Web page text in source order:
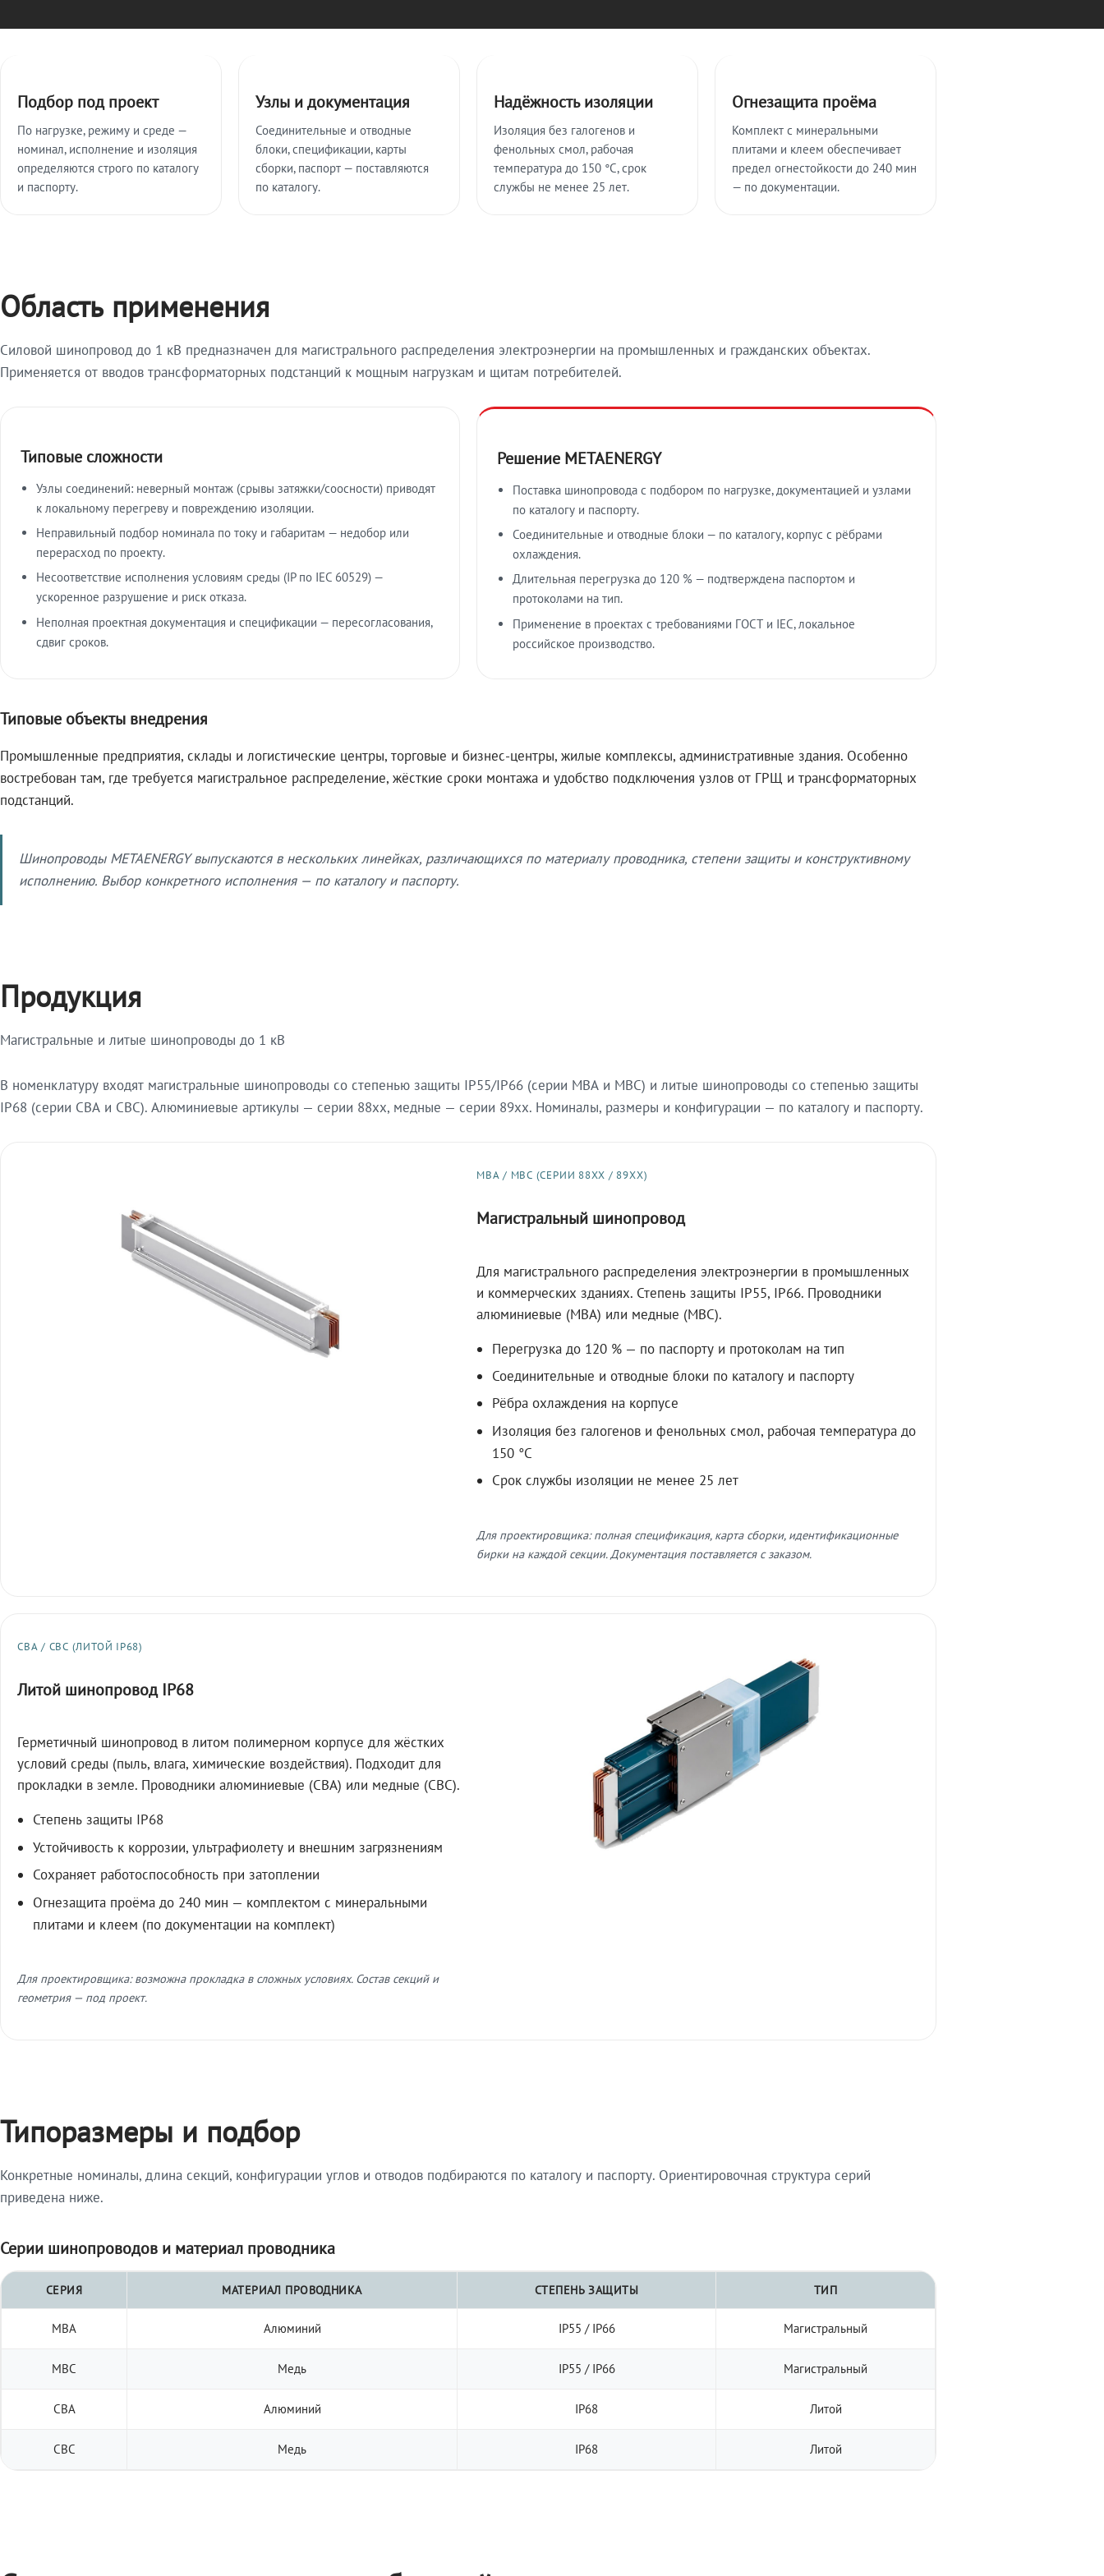
Подбор под проект
По нагрузке, режиму и среде —
номинал, исполнение и изоляция
определяются строго по каталогу
и паспорту.
Узлы и документация
Соединительные и отводные
блоки, спецификации, карты
сборки, паспорт — поставляются
по каталогу.
Надёжность изоляции
Изоляция без галогенов и
фенольных смол, рабочая
температура до 150 °C, срок
службы не менее 25 лет.
Огнезащита проёма
Комплект с минеральными
плитами и клеем обеспечивает
предел огнестойкости до 240 мин
— по документации.
Область применения
Силовой шинопровод до 1 кВ предназначен для магистрального распределения электроэнергии на промышленных и гражданских объектах.
Применяется от вводов трансформаторных подстанций к мощным нагрузкам и щитам потребителей.
Типовые сложности
Узлы соединений: неверный монтаж (срывы затяжки/соосности) приводят
к локальному перегреву и повреждению изоляции.
Неправильный подбор номинала по току и габаритам — недобор или
перерасход по проекту.
Несоответствие исполнения условиям среды (IP по IEC 60529) —
ускоренное разрушение и риск отказа.
Неполная проектная документация и спецификации — пересогласования,
сдвиг сроков.
Решение METAENERGY
Поставка шинопровода с подбором по нагрузке, документацией и узлами
по каталогу и паспорту.
Соединительные и отводные блоки — по каталогу, корпус с рёбрами
охлаждения.
Длительная перегрузка до 120 % — подтверждена паспортом и
протоколами на тип.
Применение в проектах с требованиями ГОСТ и IEC, локальное
российское производство.
Типовые объекты внедрения
Промышленные предприятия, склады и логистические центры, торговые и бизнес-центры, жилые комплексы, административные здания. Особенно
востребован там, где требуется магистральное распределение, жёсткие сроки монтажа и удобство подключения узлов от ГРЩ и трансформаторных
подстанций.
Шинопроводы METAENERGY выпускаются в нескольких линейках, различающихся по материалу проводника, степени защиты и конструктивному
исполнению. Выбор конкретного исполнения — по каталогу и паспорту.
Продукция
Магистральные и литые шинопроводы до 1 кВ
В номенклатуру входят магистральные шинопроводы со степенью защиты IP55/IP66 (серии МВА и МВС) и литые шинопроводы со степенью защиты
IP68 (серии СВА и СВС). Алюминиевые артикулы — серии 88xx, медные — серии 89xx. Номиналы, размеры и конфигурации — по каталогу и паспорту.
МВА / МВС (СЕРИИ 88XX / 89XX)
Магистральный шинопровод
Для магистрального распределения электроэнергии в промышленных
и коммерческих зданиях. Степень защиты IP55, IP66. Проводники
алюминиевые (МВА) или медные (МВС).
Перегрузка до 120 % — по паспорту и протоколам на тип
Соединительные и отводные блоки по каталогу и паспорту
Рёбра охлаждения на корпусе
Изоляция без галогенов и фенольных смол, рабочая температура до
150 °C
Срок службы изоляции не менее 25 лет
Для проектировщика: полная спецификация, карта сборки, идентификационные
бирки на каждой секции. Документация поставляется с заказом.
СВА / СВС (ЛИТОЙ IP68)
Литой шинопровод IP68
Герметичный шинопровод в литом полимерном корпусе для жёстких
условий среды (пыль, влага, химические воздействия). Подходит для
прокладки в земле. Проводники алюминиевые (СВА) или медные (СВС).
Степень защиты IP68
Устойчивость к коррозии, ультрафиолету и внешним загрязнениям
Сохраняет работоспособность при затоплении
Огнезащита проёма до 240 мин — комплектом с минеральными
плитами и клеем (по документации на комплект)
Для проектировщика: возможна прокладка в сложных условиях. Состав секций и
геометрия — под проект.
Типоразмеры и подбор
Конкретные номиналы, длина секций, конфигурации углов и отводов подбираются по каталогу и паспорту. Ориентировочная структура серий
приведена ниже.
Серии шинопроводов и материал проводника
СЕРИЯ МАТЕРИАЛ ПРОВОДНИКА СТЕПЕНЬ ЗАЩИТЫ ТИП
МВА Алюминий IP55 / IP66 Магистральный
МВС Медь IP55 / IP66 Магистральный
СВА Алюминий IP68 Литой
СВС Медь IP68 Литой